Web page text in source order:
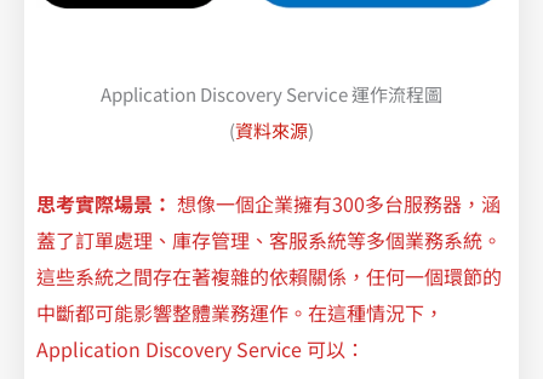
Application Discovery Service 運作流程圖
(資料來源)
思考實際場景： 想像一個企業擁有300多台服務器，涵
蓋了訂單處理、庫存管理、客服系統等多個業務系統。
這些系統之間存在著複雜的依賴關係，任何一個環節的
中斷都可能影響整體業務運作。在這種情況下，
Application Discovery Service 可以：